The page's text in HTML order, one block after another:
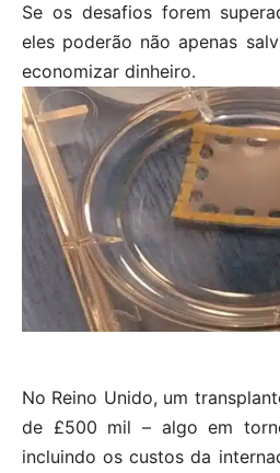
Se os desafios forem
eles poderão não apenas
economizar dinheiro.
No Reino Unido, um
de £500 mil – algo em
incluindo os custos da